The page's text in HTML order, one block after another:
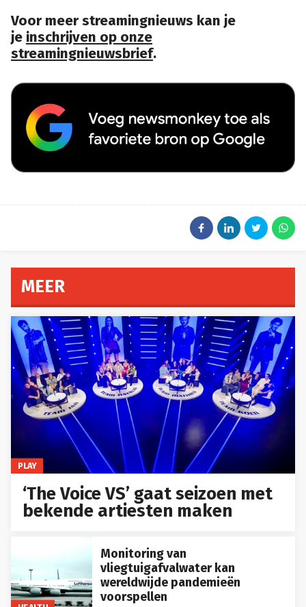
Voor meer streamingnieuws kan je
je inschrijven op onze
streamingnieuwsbrief.
MEER
PLAY
‘The Voice VS’ gaat seizoen met
bekende artiesten maken
Monitoring van
vliegtuigafvalwater kan
wereldwijde pandemieën
voorspellen